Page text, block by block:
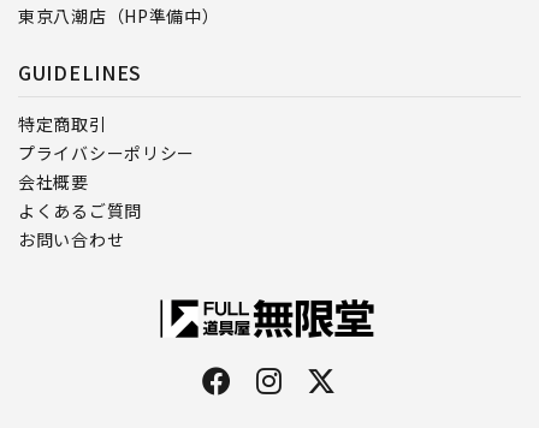
東京八潮店（HP準備中）
GUIDELINES
特定商取引
プライバシーポリシー
会社概要
よくあるご質問
お問い合わせ